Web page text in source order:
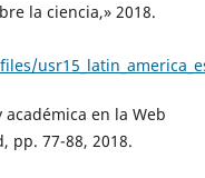
la ciencia,» 2018.
en la Web
pp. 77-88, 2018.